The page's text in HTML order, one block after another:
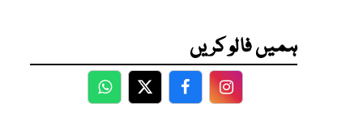
ہمیں فالو کریں
WhatsApp
TwitterFacebookFacebook